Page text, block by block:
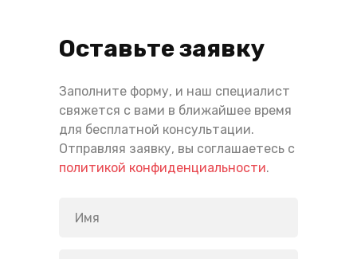
Оставьте заявку
Заполните форму, и наш специалист
свяжется с вами в ближайшее время
для бесплатной консультации.
Отправляя заявку, вы соглашаетесь с
политикой конфиденциальности.